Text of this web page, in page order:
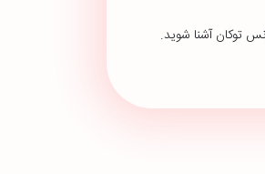
توکان آشنا شوید.